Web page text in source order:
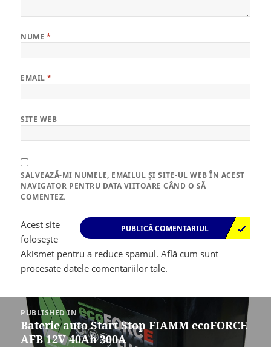
NUME *
EMAIL*
SITE WEB
SALVEAZĂ-MI NUMELE, EMAILUL ȘI SITE-UL WEB ÎN ACEST
NAVIGATOR PENTRU DATA VIITOARE CÂND O SĂ
COMENTEZ.
Acest site
folosește
Akismet pentru a reduce spamul.Află cum sunt
procesate datele comentariilor tale.
Navigare
articole
PUBLISHED IN
Baterie auto Start Stop FIAMM ecoFORCE
AFB 12V 40Ah 300A